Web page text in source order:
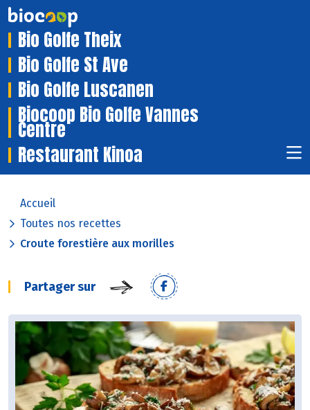
Bio Golfe Theix
Bio Golfe St Ave
Bio Golfe Luscanen
Biocoop Bio Golfe Vannes
Centre
Restaurant Kinoa
Accueil
Toutes nos recettes
Croute forestière aux morilles
Partager sur